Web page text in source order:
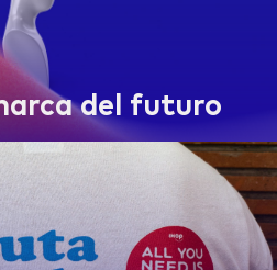
del futuro